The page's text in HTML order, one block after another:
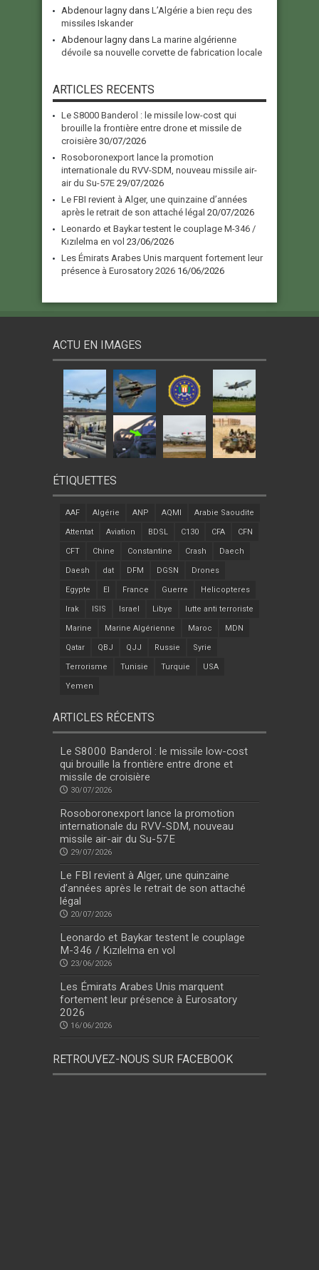
Abdenour lagny dans L’Algérie a bien reçu des
missiles Iskander
Abdenour lagny dans La marine algérienne
dévoile sa nouvelle corvette de fabrication locale
ARTICLES RECENTS
Le S8000 Banderol : le missile low-cost qui
brouille la frontière entre drone et missile de
croisière 30/07/2026
Rosoboronexport lance la promotion
internationale du RVV-SDM, nouveau missile air-
air du Su-57E 29/07/2026
Le FBI revient à Alger, une quinzaine d’années
après le retrait de son attaché légal 20/07/2026
Leonardo et Baykar testent le couplage M-346 /
Kızılelma en vol 23/06/2026
Les Émirats Arabes Unis marquent fortement leur
présence à Eurosatory 2026 16/06/2026
ACTU EN IMAGES
ÉTIQUETTES
AAF Algérie ANP AQMI Arabie Saoudite
Attentat Aviation BDSL C130 CFA CFN
CFT Chine Constantine Crash Daech
Daesh dat DFM DGSN Drones
Egypte EI France Guerre Helicopteres
Irak ISIS Israel Libye lutte anti terroriste
Marine Marine Algérienne Maroc MDN
Qatar QBJ QJJ Russie Syrie
Terrorisme Tunisie Turquie USA
Yemen
ARTICLES RÉCENTS
Le S8000 Banderol : le missile low-cost
qui brouille la frontière entre drone et
missile de croisière
30/07/2026
Rosoboronexport lance la promotion
internationale du RVV-SDM, nouveau
missile air-air du Su-57E
29/07/2026
Le FBI revient à Alger, une quinzaine
d’années après le retrait de son attaché
légal
20/07/2026
Leonardo et Baykar testent le couplage
M-346 / Kızılelma en vol
23/06/2026
Les Émirats Arabes Unis marquent
fortement leur présence à Eurosatory
2026
16/06/2026
RETROUVEZ-NOUS SUR FACEBOOK